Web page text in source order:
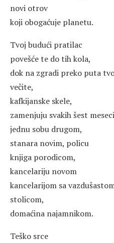
novi otrov
koji obogaćuje planetu.
Tvoj budući pratilac
povešće te do tih kola,
dok na zgradi preko puta
večite,
kafkijanske skele,
zamenjuju svakih šest meseci
jednu sobu drugom,
stanara novim, policu
knjiga porodicom,
kancelariju novom
kancelarijom sa
stolicom,
domaćina najamnikom.
Teško srce